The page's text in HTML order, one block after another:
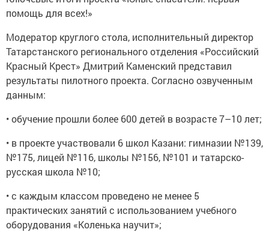
помощь для всех!»
Модератор круглого стола, исполнительный директор
Татарстанского регионального отделения «Российский
Красный Крест» Дмитрий Каменский представил
результаты пилотного проекта. Согласно озвученным
данным:
• обучение прошли более 600 детей в возрасте 7–10 лет;
• в проекте участвовали 6 школ Казани: гимназии №139,
№175, лицей №116, школы №156, №101 и татарско-
русская школа №10;
• с каждым классом проведено не менее 5
практических занятий с использованием учебного
оборудования «Коленька научит»;